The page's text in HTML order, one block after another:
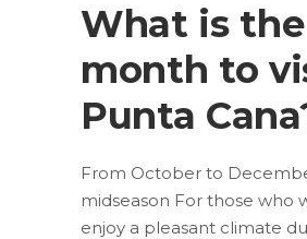
What is
month to
Punta
From October to
midseason For those who
enjoy a pleasant climate